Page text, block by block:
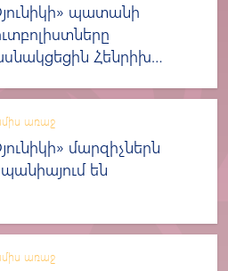
պատանի
Հենրիխ
առաջ
մարզիչներն
են
առաջ